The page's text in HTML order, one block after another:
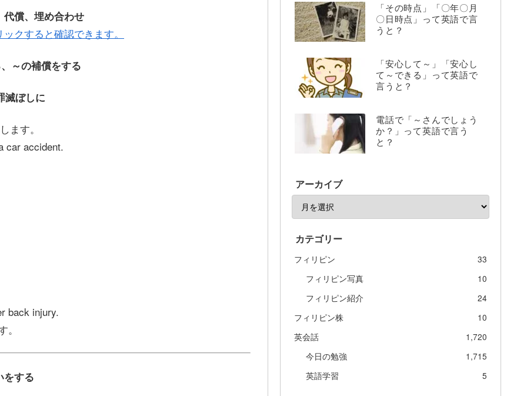
償、埋め合わせ
クすると確認できます。
～の補償をする
滅ぼしに
ます。
car accident.
back injury.
をする
「その時点」「〇年〇月
〇日時点」って英語で言
うと？
「安心して～」「安心し
て～できる」って英語で
言うと？
電話で「～さんでしょう
か？」って英語で言う
と？
アーカイブ
カテゴリー
フィリピン
33
フィリピン写真
10
フィリピン紹介
24
フィリピン株
10
英会話
1,720
今日の勉強
1,715
英語学習
5